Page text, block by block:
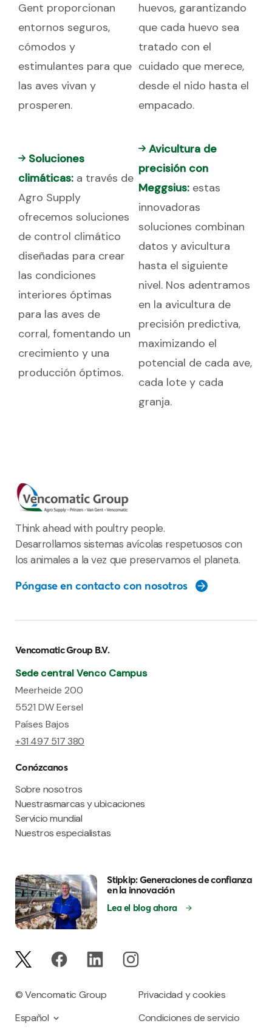
Gent proporcionan
entornos seguros,
cómodos y
estimulantes para que
las aves vivan y
prosperen.
huevos, garantizando
que cada huevo sea
tratado con el
cuidado que merece,
desde el nido hasta el
empacado.
Soluciones
climáticas: a través de
Agro Supply
ofrecemos soluciones
de control climático
diseñadas para crear
las condiciones
interiores óptimas
para las aves de
corral, fomentando un
crecimiento y una
producción óptimos.
Avicultura de
precisión con
Meggsius: estas
innovadoras
soluciones combinan
datos y avicultura
hasta el siguiente
nivel. Nos adentramos
en la avicultura de
precisión predictiva,
maximizando el
potencial de cada ave,
cada lote y cada
granja.
Think ahead with poultry people.
Desarrollamos sistemas avícolas respetuosos con
los animales a la vez que preservamos el planeta.
Póngase en contacto con nosotros
Vencomatic Group B.V.
Sede central Venco Campus
Meerheide 200
5521 DW Eersel
Países Bajos
+31 497 517 380
Conózcanos
Sobre nosotros
Nuestrasmarcas y ubicaciones
Servicio mundial
Nuestros especialistas
Stipkip: Generaciones de confianza
en la innovación
Lea el blog ahora
© Vencomatic Group
Español
Privacidad y cookies
Condiciones de servicio